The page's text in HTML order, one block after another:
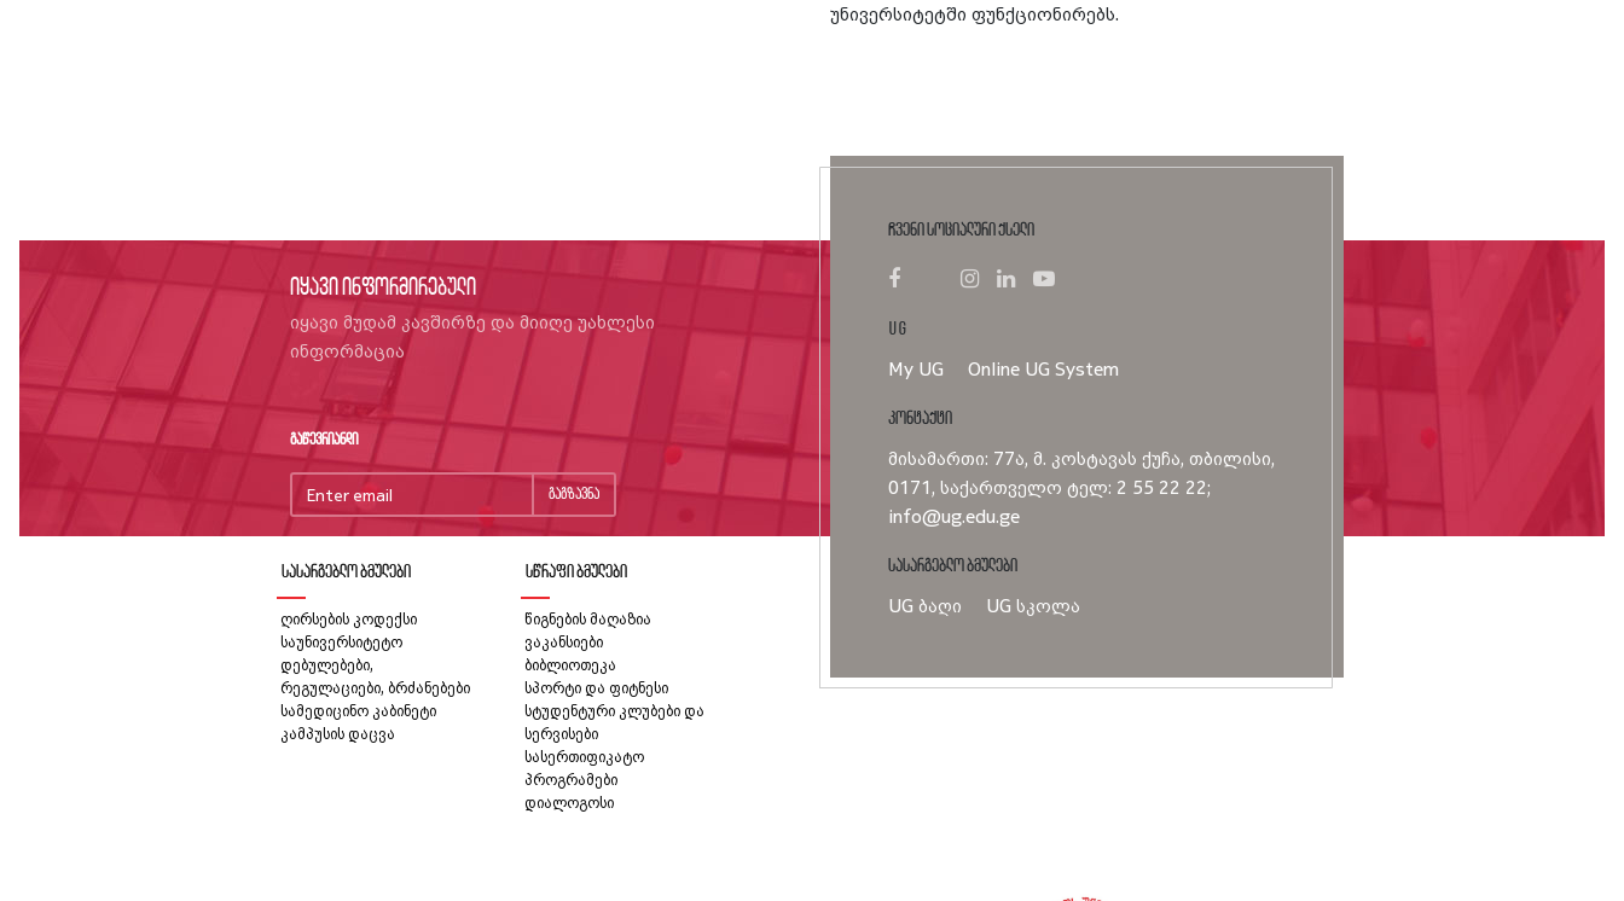
უნივერსიტეტში ფუნქციონირებს.
იყავი ინფორმირებული
იყავი მუდამ კავშირზე და მიიღე უახლესი
ინფორმაცია
გაწევრიანდი
გაგზავნა
ჩვენი სოციალური ქსელი
UG
My UG Online UG System
კონტაქტი
მისამართი: 77ა, მ. კოსტავას ქუჩა, თბილისი,
0171, საქართველო ტელ: 2 55 22 22;
info@ug.edu.ge
სასარგებლო ბმულები
UG ბაღი UG სკოლა
სასარგებლო ბმულები
ღირსების კოდექსი
საუნივერსიტეტო
დებულებები,
რეგულაციები, ბრძანებები
სამედიცინო კაბინეტი
კამპუსის დაცვა
სწრაფი ბმულები
წიგნების მაღაზია
ვაკანსიები
ბიბლიოთეკა
სპორტი და ფიტნესი
სტუდენტური კლუბები და
სერვისები
სასერთიფიკატო
პროგრამები
დიალოგოსი